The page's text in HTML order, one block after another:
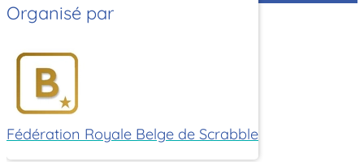
Organisé par
Fédération Royale Belge de Scrabble